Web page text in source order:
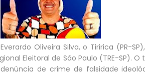
Oliveira Silva, o Tiririca (PR-
Eleitoral de São Paulo (TRE-SP).
de crime de falsidade